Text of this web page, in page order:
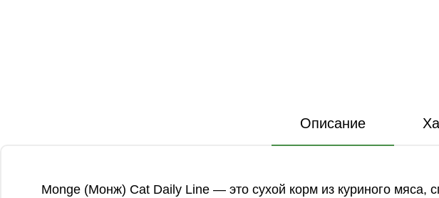
Описание
Monge (Монж) Cat Daily Line — это сухой корм из куриного мяса,